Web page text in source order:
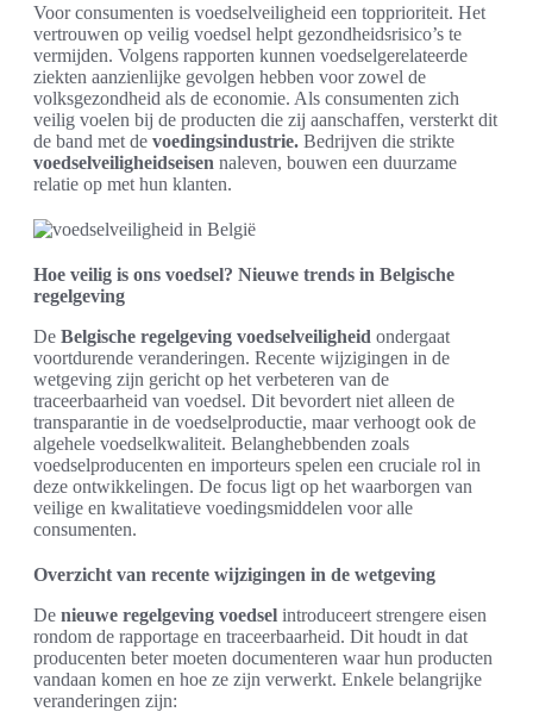
Voor consumenten is voedselveiligheid een topprioriteit. Het
vertrouwen op veilig voedsel helpt gezondheidsrisico’s te
vermijden. Volgens rapporten kunnen voedselgerelateerde
ziekten aanzienlijke gevolgen hebben voor zowel de
volksgezondheid als de economie. Als consumenten zich
veilig voelen bij de producten die zij aanschaffen, versterkt dit
de band met de voedingsindustrie. Bedrijven die strikte
voedselveiligheidseisen naleven, bouwen een duurzame
relatie op met hun klanten.
Hoe veilig is ons voedsel? Nieuwe trends in Belgische
regelgeving
De Belgische regelgeving voedselveiligheid ondergaat
voortdurende veranderingen. Recente wijzigingen in de
wetgeving zijn gericht op het verbeteren van de
traceerbaarheid van voedsel. Dit bevordert niet alleen de
transparantie in de voedselproductie, maar verhoogt ook de
algehele voedselkwaliteit. Belanghebbenden zoals
voedselproducenten en importeurs spelen een cruciale rol in
deze ontwikkelingen. De focus ligt op het waarborgen van
veilige en kwalitatieve voedingsmiddelen voor alle
consumenten.
Overzicht van recente wijzigingen in de wetgeving
De nieuwe regelgeving voedsel introduceert strengere eisen
rondom de rapportage en traceerbaarheid. Dit houdt in dat
producenten beter moeten documenteren waar hun producten
vandaan komen en hoe ze zijn verwerkt. Enkele belangrijke
veranderingen zijn: